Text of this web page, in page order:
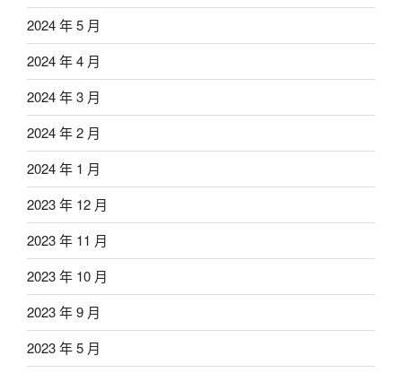
2024 年 5 月
2024 年 4 月
2024 年 3 月
2024 年 2 月
2024 年 1 月
2023 年 12 月
2023 年 11 月
2023 年 10 月
2023 年 9 月
2023 年 5 月